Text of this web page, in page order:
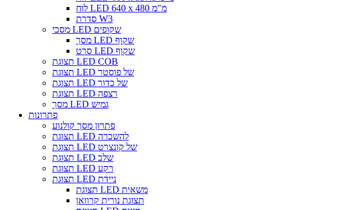
לוח LED 640 x 480 מ"מ
סדרת W3
מסכי LED שקופים
מסך LED שקוף
סרט LED שקוף
תצוגת LED COB
תצוגת LED של פוסטר
תצוגת LED של כדור
תצוגת LED רצפה
מסך LED גמיש
פתרונות
פתרון מסך קולנוע
תצוגת LED להשכרה
תצוגת LED של קונצרט
תצוגת LED שלב
תצוגת LED רקע
תצוגת LED ניידת
תצוגת LED משאית
תצוגת נורית קרוואן